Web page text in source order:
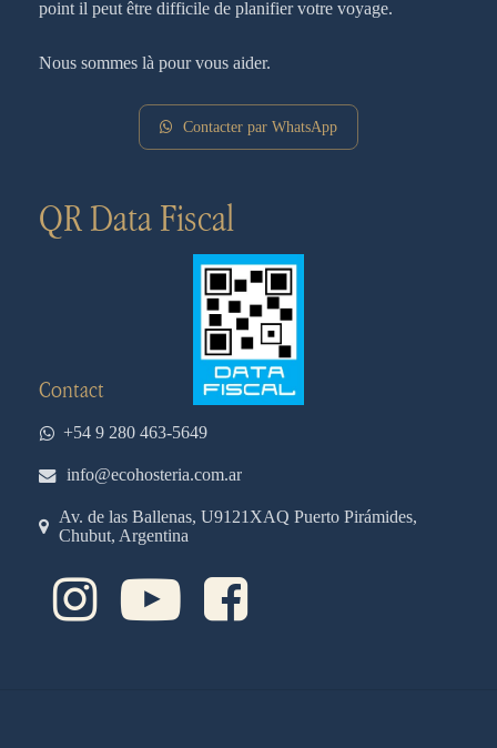
point il peut être difficile de planifier votre voyage.
Nous sommes là pour vous aider.
Contacter par WhatsApp
QR Data Fiscal
Contact
+54 9 280 463-5649
info@ecohosteria.com.ar
Av. de las Ballenas, U9121XAQ Puerto Pirámides,
Chubut, Argentina